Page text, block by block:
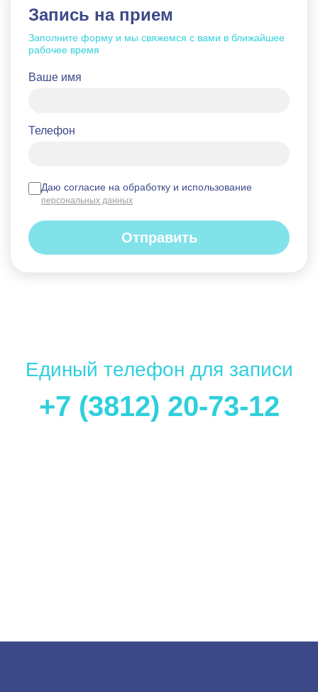
Запись на прием
Заполните форму и мы свяжемся с вами в ближайшее
рабочее время
Ваше имя
Телефон
Даю согласие на обработку и использование
персональных данных
Отправить
Единый телефон для записи
+7 (3812) 20-73-12